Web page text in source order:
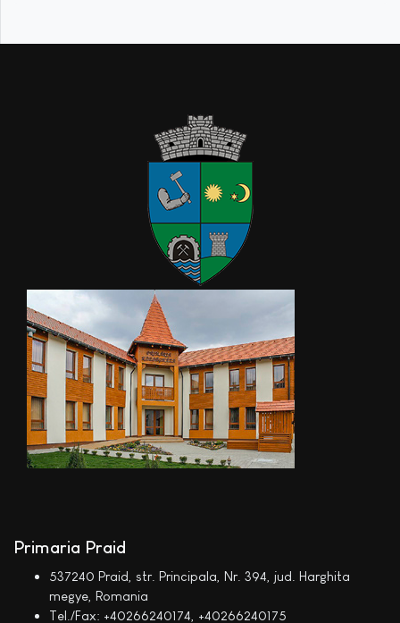
Primaria Praid
537240 Praid, str. Principala, Nr. 394, jud. Harghita
megye, Romania
Tel./Fax: +40266240174, +40266240175